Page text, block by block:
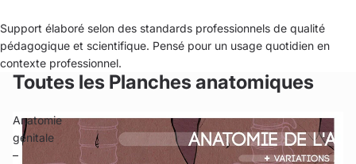
Support élaboré selon des standards professionnels de qualité
pédagogique et scientifique. Pensé pour un usage quotidien en
contexte professionnel.
Toutes les Planches anatomiques
Anatomie
génitale
–